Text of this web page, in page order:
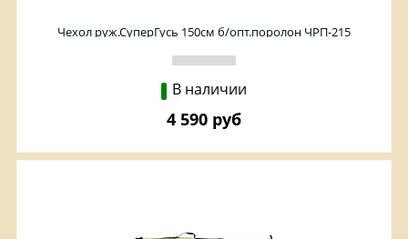
Чехол руж.СуперГусь 150см б/опт.поролон ЧРП-215
В наличии
4 590 руб